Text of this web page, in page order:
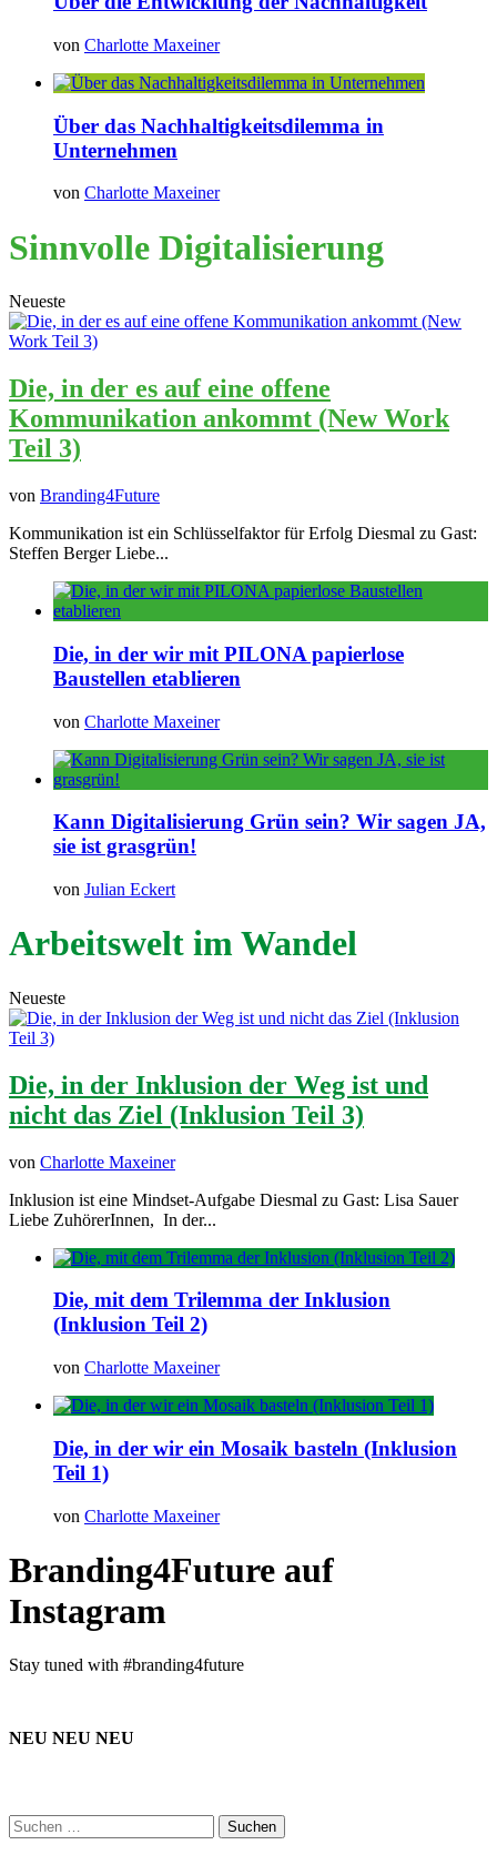
von Charlotte Maxeiner
Über das Nachhaltigkeitsdilemma in
Unternehmen
von Charlotte Maxeiner
Sinnvolle Digitalisierung
Neueste
Die, in der es auf eine offene
Kommunikation ankommt (New Work
Teil 3)
von Branding4Future
Kommunikation ist ein Schlüsselfaktor für Erfolg Diesmal zu Gast:
Steffen Berger Liebe...
Die, in der wir mit PILONA papierlose
Baustellen etablieren
von Charlotte Maxeiner
Kann Digitalisierung Grün sein? Wir sagen JA,
sie ist grasgrün!
von Julian Eckert
Arbeitswelt im Wandel
Neueste
Die, in der Inklusion der Weg ist und
nicht das Ziel (Inklusion Teil 3)
von Charlotte Maxeiner
Inklusion ist eine Mindset-Aufgabe Diesmal zu Gast: Lisa Sauer
Liebe ZuhörerInnen, In der...
Die, mit dem Trilemma der Inklusion
(Inklusion Teil 2)
von Charlotte Maxeiner
Die, in der wir ein Mosaik basteln (Inklusion
Teil 1)
von Charlotte Maxeiner
Branding4Future auf
Instagram
Stay tuned with #branding4future
NEU NEU NEU
Suchen
nach: